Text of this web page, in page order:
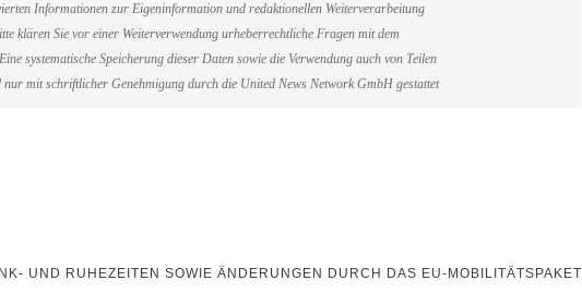
Informationen zur Eigeninformation und redaktionellen Weiterverarbeitung
klären Sie vor einer Weiterverwendung urheberrechtliche Fragen mit dem
systematische Speicherung dieser Daten sowie die Verwendung auch von Teilen
nur mit schriftlicher Genehmigung durch die United News Network GmbH gestattet
UND RUHEZEITEN SOWIE ÄNDERUNGEN DURCH DAS EU-MOBILITÄTSPAKET